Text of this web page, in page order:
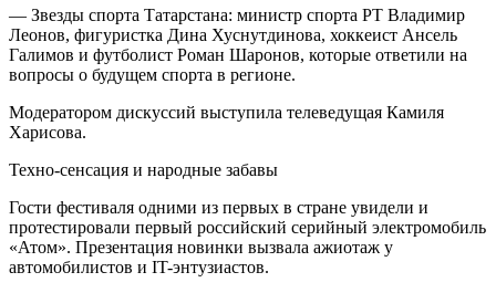
— Звезды спорта Татарстана: министр спорта РТ Владимир
Леонов, фигуристка Дина Хуснутдинова, хоккеист Ансель
Галимов и футболист Роман Шаронов, которые ответили на
вопросы о будущем спорта в регионе.
Модератором дискуссий выступила телеведущая Камиля
Харисова.
Техно-сенсация и народные забавы
Гости фестиваля одними из первых в стране увидели и
протестировали первый российский серийный электромобиль
«Атом». Презентация новинки вызвала ажиотаж у
автомобилистов и IT-энтузиастов.